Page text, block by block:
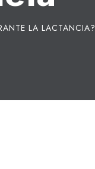
LA LACTANCIA?